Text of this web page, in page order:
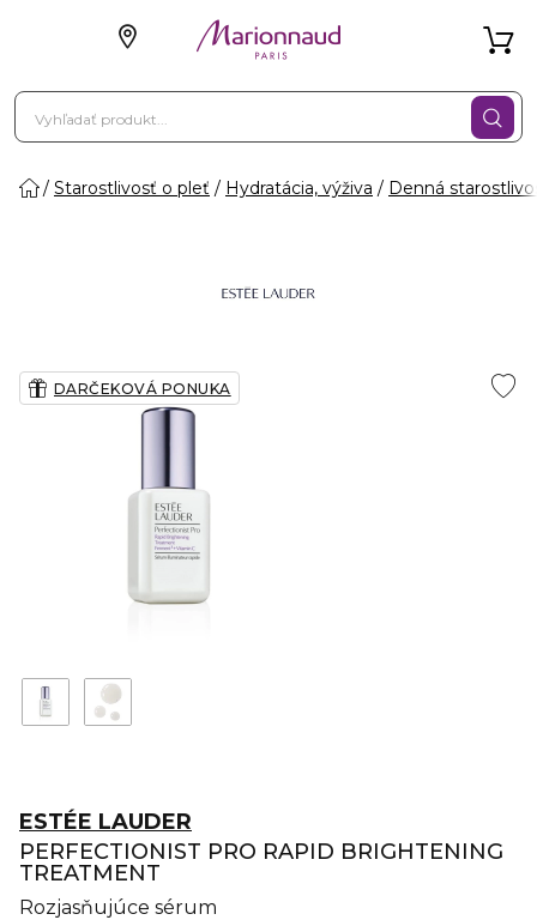
Starostlivosť o pleť Hydratácia, výživa Denná
DARČEKOVÁ PONUKA
ESTÉE LAUDER
PERFECTIONIST PRO RAPID BRIGHTENING
TREATMENT
Rozjasňujúce sérum